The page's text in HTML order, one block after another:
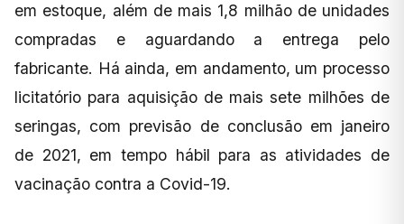
em estoque, além de mais 1,8 milhão de unidades
compradas e aguardando a entrega pelo
fabricante. Há ainda, em andamento, um processo
licitatório para aquisição de mais sete milhões de
seringas, com previsão de conclusão em janeiro
de 2021, em tempo hábil para as atividades de
vacinação contra a Covid-19.